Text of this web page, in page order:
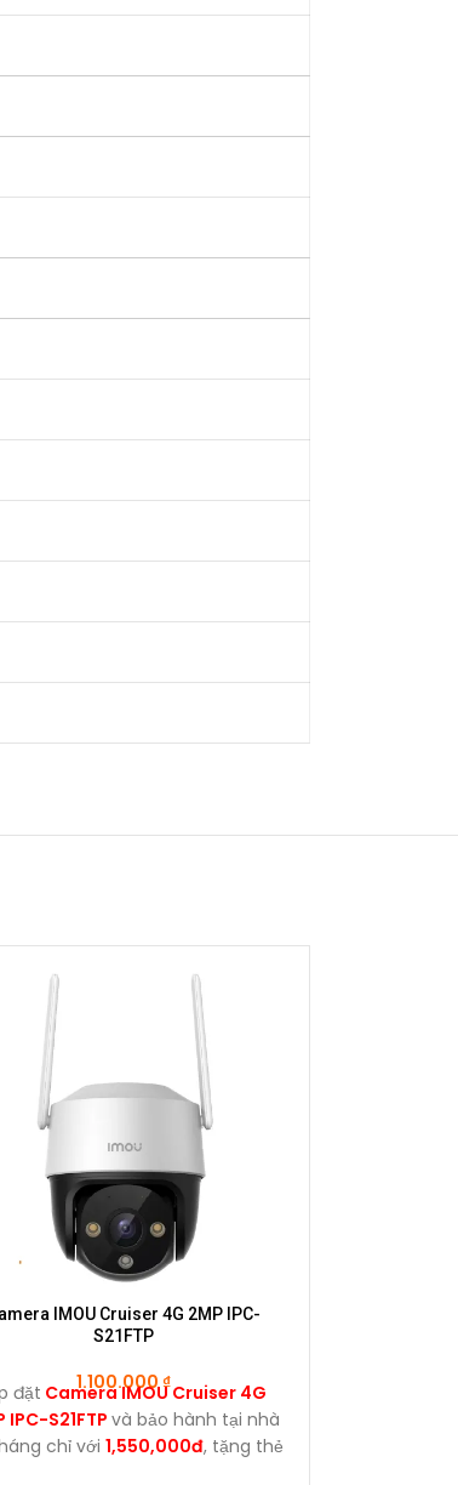
IMOU Cruiser 4G 2MP IPC-
S21FTP
1.100.000₫
đặt Camera IMOU Cruiser 4G
IPC-S21FTPvà bảo hành tại nhà
chỉ với 1,550,000đ, tặng thẻ